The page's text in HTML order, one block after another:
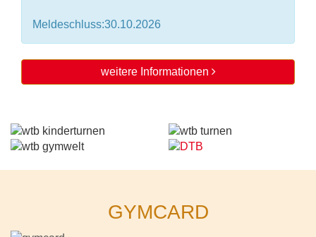
Meldeschluss:30.10.2026
weitere Informationen
GYMCARD